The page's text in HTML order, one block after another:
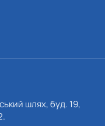
шлях, буд. 19,